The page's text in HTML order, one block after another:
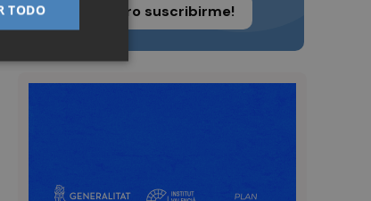
¡Quiero suscribirme!
TODO